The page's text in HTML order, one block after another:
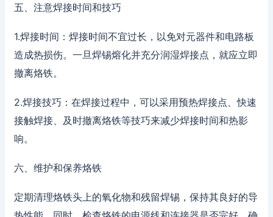
五、注意焊接时间和技巧
1.焊接时间：焊接时间不宜过长，以免对元器件和电路板
造成热损伤。一旦焊锡熔化并充分润湿焊接点，就应立即
撤离烙铁。
2.焊接技巧：在焊接过程中，可以采用预热焊接点、快速
接触焊接、及时撤离烙铁等技巧来减少焊接时间和热影
响。
六、维护和保养烙铁
定期清理烙铁头上的氧化物和残留焊锡，保持其良好的导